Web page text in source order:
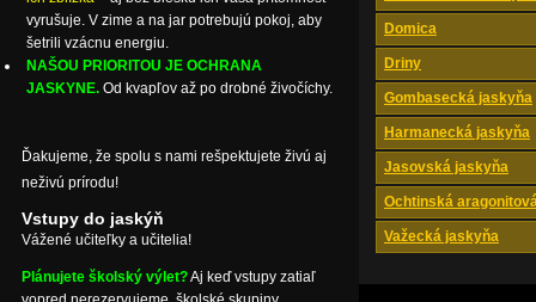
Domica
Driny
Gombasecká jaskyňa
Harmanecká jaskyňa
Jasovská jaskyňa
Ochtinská
Važecká jaskyňa
vyrušuje. V zime a na jar potrebujú pokoj, aby
šetrili vzácnu energiu.
NAŠOU PRIORITOU JE OCHRANA
JASKYNE. Od kvapľov až po drobné živočíchy.
Ďakujeme, že spolu s nami rešpektujete živú aj
neživú prírodu!
Vstupy do jaskýň
Vážené učiteľky a učitelia!
Plánujete školský výlet?Aj keď vstupy zatiaľ